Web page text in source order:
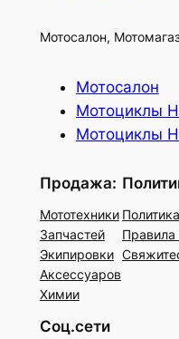
Мотосалон,
Мотосалон
Мотоциклы
Мотоциклы
Продажа:
Мототехники
Запчастей
Экипировки
Аксессуаров
Химии
Правила
Соц.сети